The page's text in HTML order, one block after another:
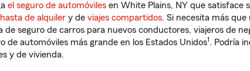
el seguro de automóviles en White Plains, NY que satisface
de alquiler y de viajes compartidos. Si necesita más
seguro de carros para nuevos conductores, viajeros de
de automóviles más grande en los Estados Unidos1. Podría
y de vivienda.